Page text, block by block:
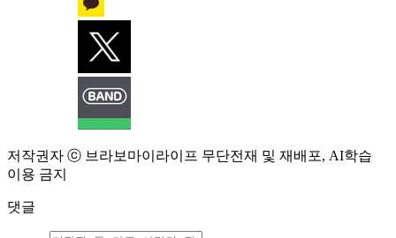
저작권자 ⓒ 브라보마이라이프 무단전재 및 재배포, AI학습
이용 금지
댓글